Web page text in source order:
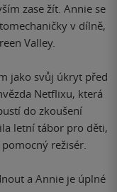
zase žít. Annie se
v dílně,
Valley.
jako svůj úkryt před
Netflixu, která
do zkoušení
letní tábor pro děti,
režisér.
a Annie je úplné